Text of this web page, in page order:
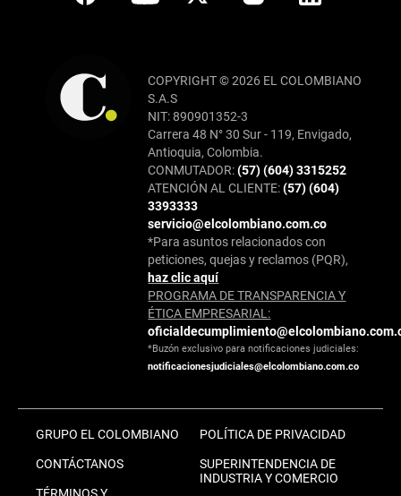
COPYRIGHT © 2026 EL COLOMBIANO
S.A.S
NIT: 890901352-3
Carrera 48 N° 30 Sur - 119, Envigado,
Antioquia, Colombia.
CONMUTADOR:(57) (604) 3315252
ATENCIÓN AL CLIENTE:(57) (604)
3393333
servicio@elcolombiano.com.co
*Para asuntos relacionados con
peticiones, quejas y reclamos (PQR),
haz clic aquí
PROGRAMA DE TRANSPARENCIA Y
ÉTICA EMPRESARIAL:
*Buzón exclusivo para notificaciones judiciales:
notificacionesjudiciales@elcolombiano.com.co
GRUPO EL COLOMBIANO
CONTÁCTANOS
TÉRMINOS Y
POLÍTICA DE PRIVACIDAD
SUPERINTENDENCIA DE
INDUSTRIA Y COMERCIO